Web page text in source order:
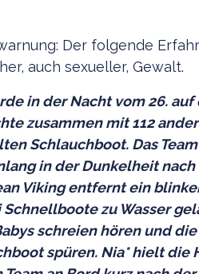
Der folgende
auch sexueller, Gewalt.
in der Nacht vom 26.
zusammen mit 112
Schlauchboot. Das Team
in der Dunkelheit
Viking entfernt ein
zu Wasser
schreien hören und
spüren. Nia* hielt die